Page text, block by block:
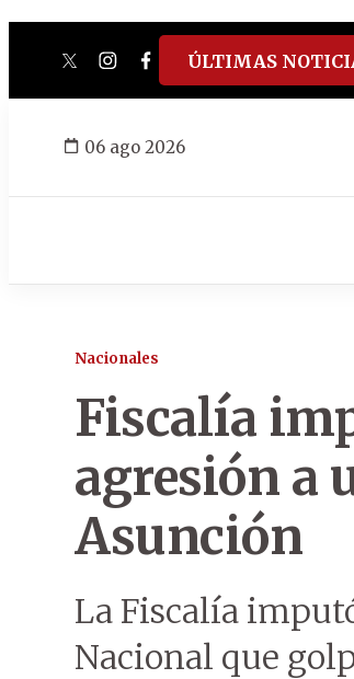
twitterinstagram
facebook
tiktokyoutube
spotify
ÚLTIMAS
06 ago 2026
Nacionales
Fiscalía
agresión a
Asunción
La Fiscalía
Nacional que